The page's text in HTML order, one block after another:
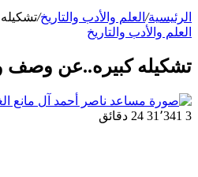
الرئيسية/ العلم والأدب والتاريخ/
العلم والأدب والتاريخ
تشكيله كبيره..عن وصف
3
24 دقائق